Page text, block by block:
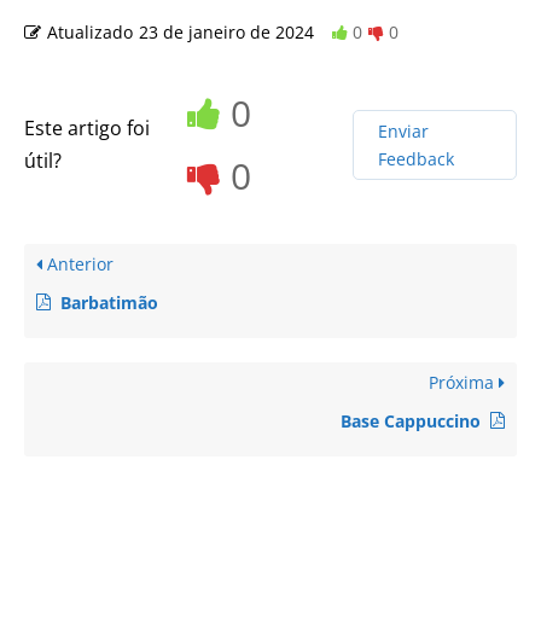
Atualizado 23 de janeiro de 2024 0 0
Este artigo foi
útil?
0
0
Enviar
Feedback
Anterior
Barbatimão
Próxima
Base Cappuccino